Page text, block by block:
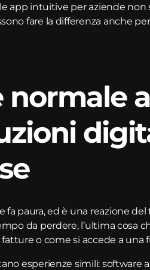
le app intuitive per aziende
fare la differenza anche
normale
fa paura, ed è una reazione
da perdere, l’ultima cosa
o come si accede a una
esperienze simili: software